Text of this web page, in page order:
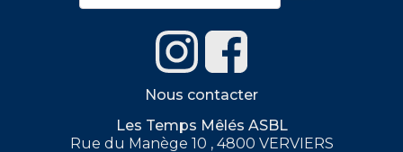
Nous contacter
Les Temps Mêlés ASBL
Rue du Manège 10 , 4800 VERVIERS